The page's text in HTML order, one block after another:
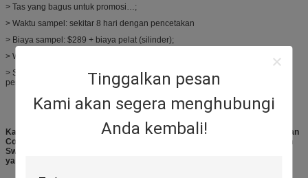
Tinggalkan pesan
Kami akan segera menghubungi
Anda kembali!
> Tas yang bagus untuk promosi…;
> Waktu sampel: sekitar 8 hari dengan pencetakan
> Biaya sampel: $289 + biaya pelat (silinder);
> Waktu tunggu produksi: sekitar 8 – 18 hari untuk kuantitas di bawah 200K;
> Sampel pengguna atau desain, gaya, ukuran, logo, warna yang ditentukan
pengguna dapat diterima.
Kami adalah pabrik profesional untuk membuat Kantong Polybag Kemasan
Cotton Buds Cetak Berwarna-warni Dengan Gantungan Kait Untuk Cotton
Swab.
yang akurat.